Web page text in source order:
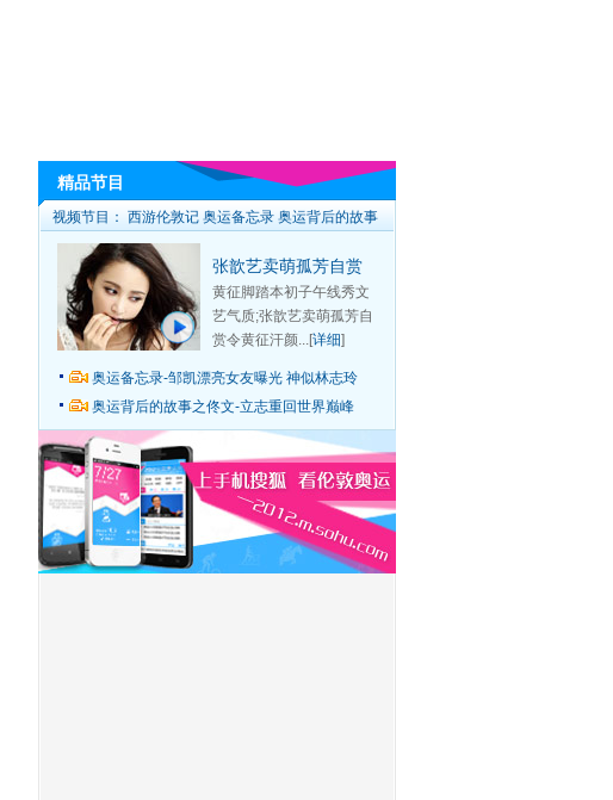
精品节目
视频节目： 西游伦敦记 奥运备忘录 奥运背后的故事
张歆艺卖萌孤芳自赏
黄征脚踏本初子午线秀文
艺气质;张歆艺卖萌孤芳自
赏令黄征汗颜...[详细]
奥运备忘录-邹凯漂亮女友曝光 神似林志玲
奥运背后的故事之佟文-立志重回世界巅峰